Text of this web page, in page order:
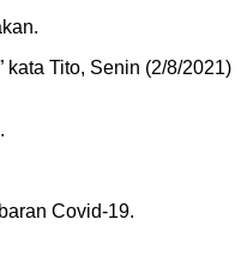
Tito, Senin (2/8/2021)
Covid-19.